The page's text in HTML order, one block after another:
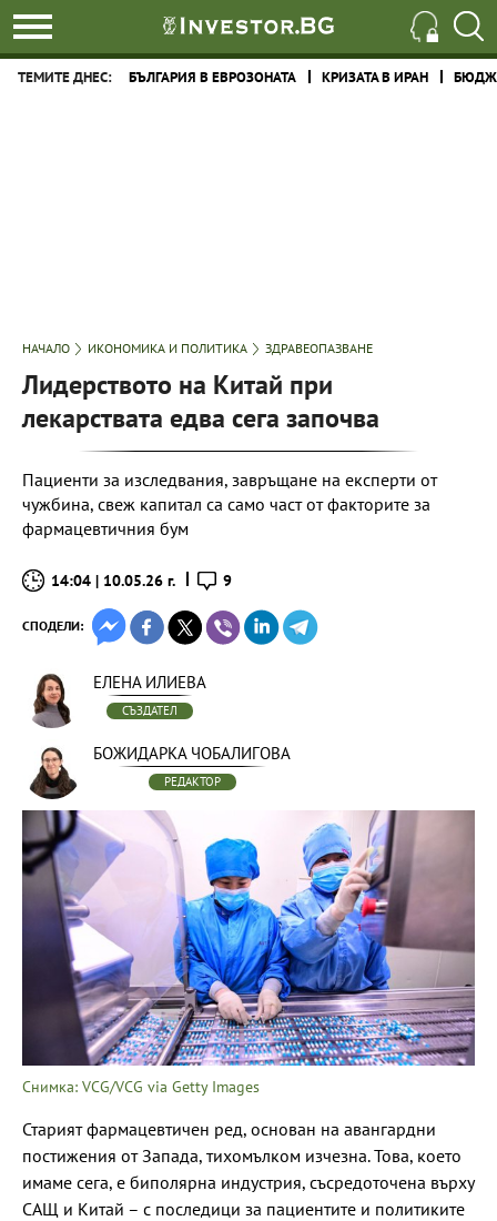
ТЕМИТЕ ДНЕС: БЪЛГАРИЯ В ЕВРОЗОНАТА КРИЗАТА В ИРАН
НАЧАЛО ИКОНОМИКА И ПОЛИТИКА ЗДРАВЕОПАЗВАНЕ
Лидерството на Китай при
лекарствата едва сега започва
Пациенти за изследвания, завръщане на експерти от
чужбина, свеж капитал са само част от факторите за
фармацевтичния бум
14:04 | 10.05.26 г. 9
СПОДЕЛИ:
ЕЛЕНА ИЛИЕВА
СЪЗДАТЕЛ
БОЖИДАРКА ЧОБАЛИГОВА
РЕДАКТОР
Снимка: VCG/VCG via Getty Images
Старият фармацевтичен ред, основан на авангардни
постижения от Запада, тихомълком изчезна. Това, което
имаме сега, е биполярна индустрия, съсредоточена върху
САЩ и Китай – с последици за пациентите и политиките